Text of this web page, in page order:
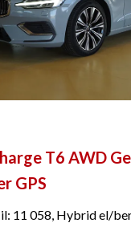
T6 AWD
GPS
11 058, Hybrid el/